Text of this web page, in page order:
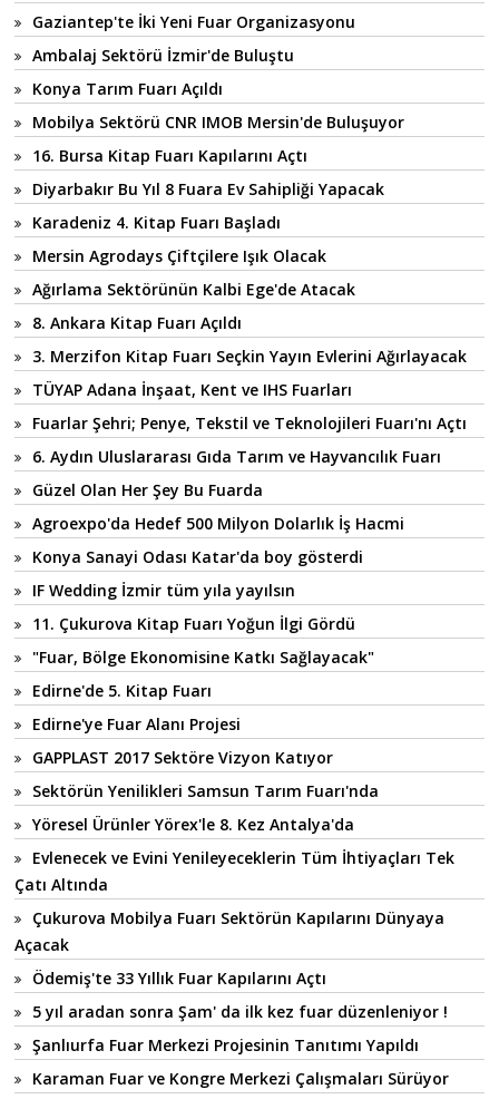
Gaziantep'te İki Yeni Fuar Organizasyonu
Ambalaj Sektörü İzmir'de Buluştu
Konya Tarım Fuarı Açıldı
Mobilya Sektörü CNR IMOB Mersin'de Buluşuyor
16. Bursa Kitap Fuarı Kapılarını Açtı
Diyarbakır Bu Yıl 8 Fuara Ev Sahipliği Yapacak
Karadeniz 4. Kitap Fuarı Başladı
Mersin Agrodays Çiftçilere Işık Olacak
Ağırlama Sektörünün Kalbi Ege'de Atacak
8. Ankara Kitap Fuarı Açıldı
3. Merzifon Kitap Fuarı Seçkin Yayın Evlerini Ağırlayacak
TÜYAP Adana İnşaat, Kent ve IHS Fuarları
Fuarlar Şehri; Penye, Tekstil ve Teknolojileri Fuarı'nı Açtı
6. Aydın Uluslararası Gıda Tarım ve Hayvancılık Fuarı
Güzel Olan Her Şey Bu Fuarda
Agroexpo'da Hedef 500 Milyon Dolarlık İş Hacmi
Konya Sanayi Odası Katar'da boy gösterdi
IF Wedding İzmir tüm yıla yayılsın
11. Çukurova Kitap Fuarı Yoğun İlgi Gördü
"Fuar, Bölge Ekonomisine Katkı Sağlayacak"
Edirne'de 5. Kitap Fuarı
Edirne'ye Fuar Alanı Projesi
GAPPLAST 2017 Sektöre Vizyon Katıyor
Sektörün Yenilikleri Samsun Tarım Fuarı'nda
Yöresel Ürünler Yörex'le 8. Kez Antalya'da
Evlenecek ve Evini Yenileyeceklerin Tüm İhtiyaçları Tek
Çatı Altında
Çukurova Mobilya Fuarı Sektörün Kapılarını Dünyaya
Açacak
Ödemiş'te 33 Yıllık Fuar Kapılarını Açtı
5 yıl aradan sonra Şam' da ilk kez fuar düzenleniyor !
Şanlıurfa Fuar Merkezi Projesinin Tanıtımı Yapıldı
Karaman Fuar ve Kongre Merkezi Çalışmaları Sürüyor